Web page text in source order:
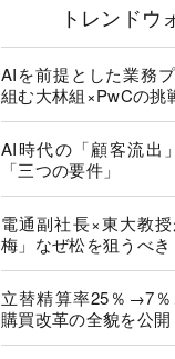
トレンドウ
AIを前提とした業務
組む大林組×PwCの挑
AI時代の「顧客流出
「三つの要件」
電通副社長×東大教
梅」なぜ松を狙うべき
立替精算率25％→7
購買改革の全貌を公開